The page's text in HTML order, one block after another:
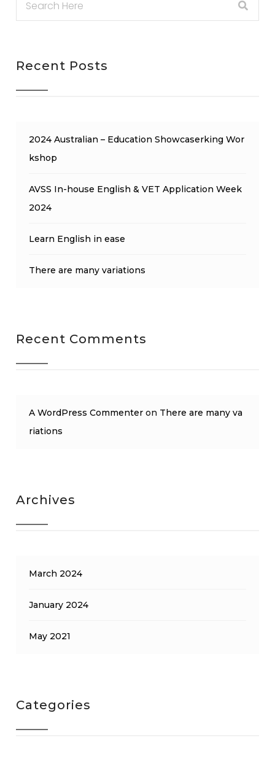
Recent Posts
2024 Australian – Education Showcaserking Wor
kshop
AVSS In-house English & VET Application Week
2024
Learn English in ease
There are many variations
Recent Comments
A WordPress Commenter on There are many va
riations
Archives
March 2024
January 2024
May 2021
Categories